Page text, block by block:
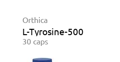
Orthica
L-Tyrosine-500
30 caps